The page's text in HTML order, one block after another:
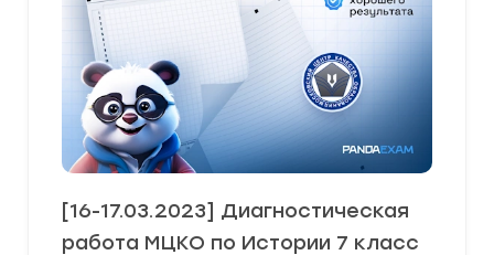
[16-17.03.2023] Диагностическая
работа МЦКО по Истории 7 класс